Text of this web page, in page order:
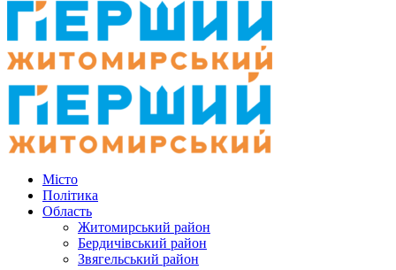
Місто
Політика
Область
Житомирський район
Бердичівський район
Звягельський район